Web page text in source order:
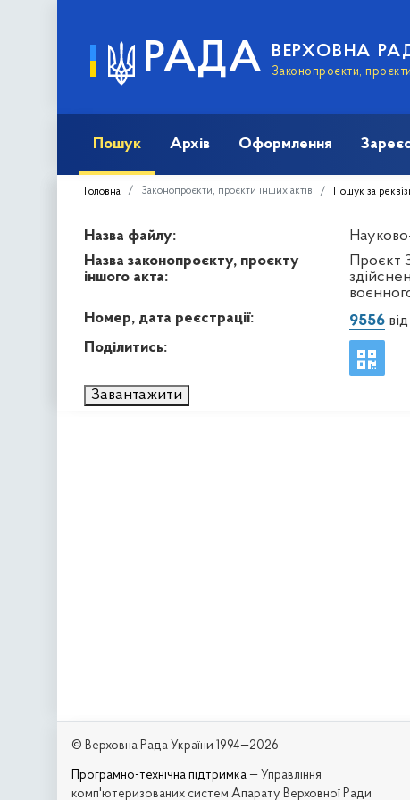
РАДА ВЕРХОВНА
Законопроєкти, проєкти
Пошук Архів Оформлення
Головна Законопроєкти, проєкти інших актів Пошук за
Назва файлу:
Назва законопроєкту, проєкту
іншого акта:
Проєкт
Номер, дата реєстрації:
9556
Поділитись:
Завантажити
© Верховна Рада України 1994—2026
Програмно-технічна підтримка — Управління
комп'ютеризованих систем Апарату Верховної Ради